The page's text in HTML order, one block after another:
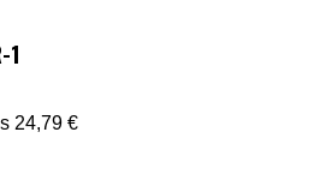
1
24,79 €